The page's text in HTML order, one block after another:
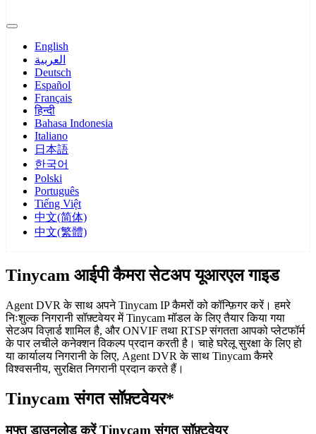
English
العربية
Deutsch
Español
Français
हिन्दी
Bahasa Indonesia
Italiano
日本語
한국어
Polski
Português
Tiếng Việt
中文(简体)
中文(繁體)
Tinycam आईपी कैमरा सेटअप यूआरएल गाइड
Agent DVR के साथ अपने Tinycam IP कैमरों को कॉन्फ़िगर करें। हमरे
निःशुल्क निगरानी सॉफ़्टवेयर में Tinycam मॉडल के लिए तैयार किया गया
सेटअप विज़ार्ड शामिल है, और ONVIF तथा RTSP संगतता आपको प्लेटफॉर्म
के पार लचीले कनेक्शन विकल्प प्रदान करती है। चाहे घरेलू सुरक्षा के लिए हो
या कार्यालय निगरानी के लिए, Agent DVR के साथ Tinycam कैमरे
विश्वसनीय, सुरक्षित निगरानी प्रदान करते हैं।
Tinycam संगत सॉफ़्टवेयर*
मुफ्त डाउनलोड करें Tinycam संगत सॉफ़्टवेयर